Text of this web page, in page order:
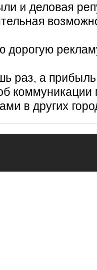
и деловая
дорогую
раз, а
коммуникации
в других